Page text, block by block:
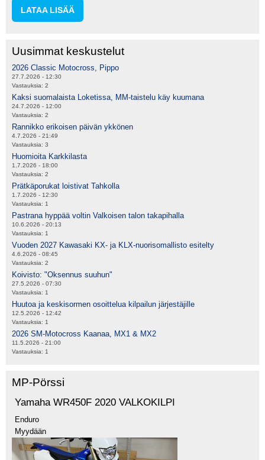
LATAA LISÄÄ
Uusimmat keskustelut
2026 Classic Motocross, Pippo
27.7.2026 - 12:30
Vastauksia: 2
Kaksi suomalaista Loketissa, MM-taistelu käy kuumana
24.7.2026 - 12:00
Vastauksia: 2
Rannikko erikoisen päivän ykkönen
4.7.2026 - 21:49
Vastauksia: 3
Huomioita Karkkilasta
1.7.2026 - 18:00
Vastauksia: 2
Prätkäporukat loistivat Tahkolla
1.7.2026 - 12:30
Vastauksia: 1
Pastrana hyppää voltin Valkoisen talon takapihalla
10.6.2026 - 20:13
Vastauksia: 1
Vuoden 2027 Kawasaki KX- ja KLX-nuorisomallisto esitelty
4.6.2026 - 08:45
Vastauksia: 2
Koivisto: "Oksennus suuhun"
27.5.2026 - 07:30
Vastauksia: 1
Huutoa ja keskisormen osoittelua kilpailun järjestäjille
12.5.2026 - 12:42
Vastauksia: 1
2026 SM-Motocross Kaanaa, MX1 & MX2
11.5.2026 - 21:00
Vastauksia: 1
MP-Pörssi
Yamaha WR450F 2020 VALKOKILPI
Enduro
Myydään